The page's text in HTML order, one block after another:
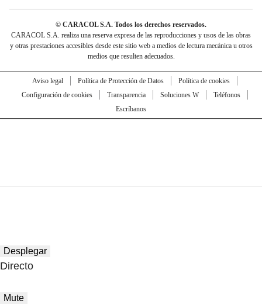
© CARACOL S.A. Todos los derechos reservados.
CARACOL S.A. realiza una reserva expresa de las reproducciones y usos de las obras
y otras prestaciones accesibles desde este sitio web a medios de lectura mecánica u otros
medios que resulten adecuados.
Aviso legal Política de Protección de Datos
Política de cookies
Configuración de cookies
Transparencia Soluciones W
Teléfonos
Escríbanos
Desplegar
Directo
Mute